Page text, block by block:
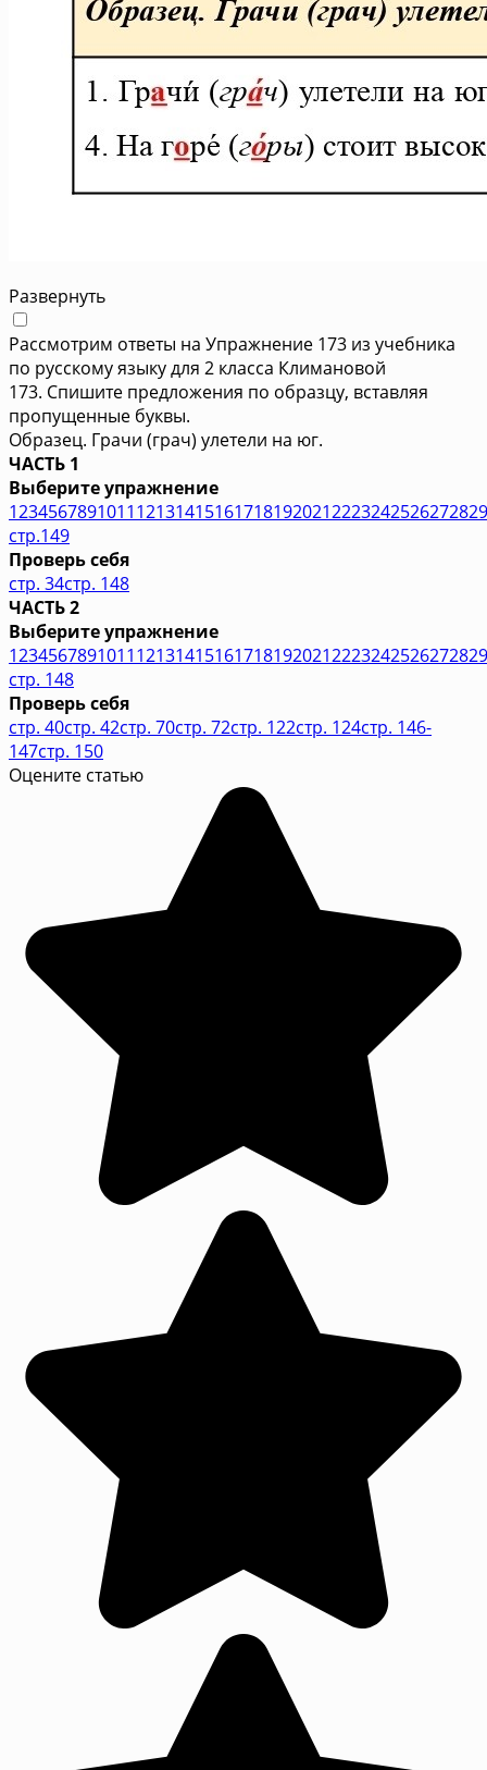
Развернуть
Рассмотрим ответы на Упражнение 173 из учебника
по русскому языку для 2 класса Климановой
173. Спишите предложения по образцу, вставляя
пропущенные буквы.
Образец. Грачи (грач) улетели на юг.
ЧАСТЬ 1
Выберите упражнение
1234567891011121314151617181920212223242526272829
стр.149
Проверь себя
стр. 34стр. 148
ЧАСТЬ 2
Выберите упражнение
1234567891011121314151617181920212223242526272829
стр. 148
Проверь себя
стр. 40стр. 42стр. 70стр. 72стр. 122стр. 124стр. 146-
147стр. 150
Оцените статью